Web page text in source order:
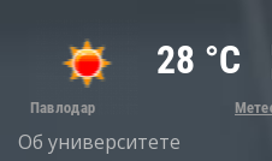
Об университете